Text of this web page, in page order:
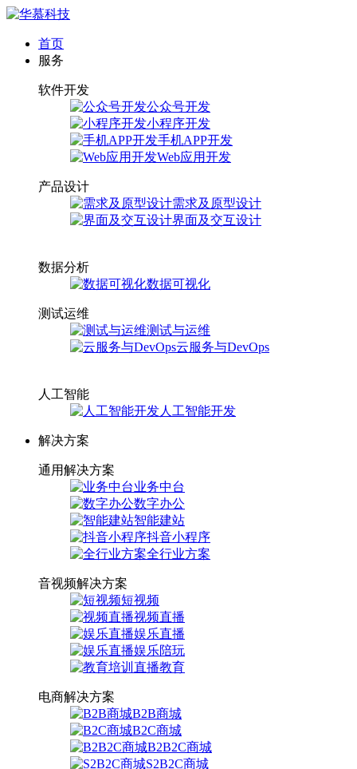
首页
服务
软件开发
公众号开发
小程序开发
手机APP开发
Web应用开发
产品设计
需求及原型设计
界面及交互设计
数据分析
数据可视化
测试运维
测试与运维
云服务与DevOps
人工智能
人工智能开发
解决方案
通用解决方案
业务中台
数字办公
智能建站
抖音小程序
全行业方案
音视频解决方案
短视频
视频直播
娱乐直播
娱乐陪玩
直播教育
电商解决方案
B2B商城
B2C商城
B2B2C商城
S2B2C商城